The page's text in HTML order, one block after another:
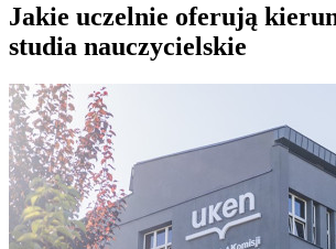
Jakie uczelnie oferują
studia nauczycielskie